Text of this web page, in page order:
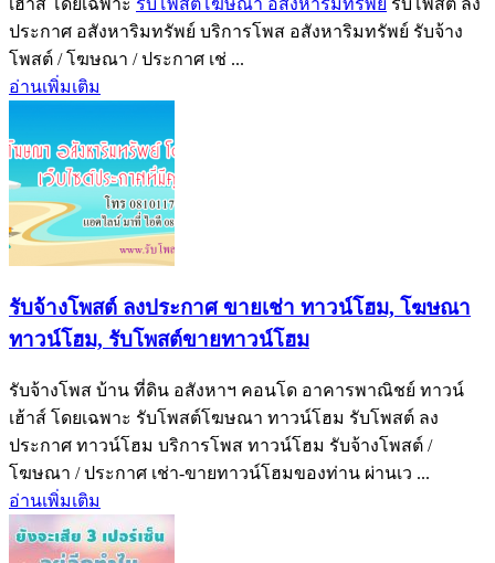
เฮ้าส์ โดยเฉพาะ รับโพสต์โฆษณา อสังหาริมทรัพย์ รับโพสต์ ลง
ประกาศ อสังหาริมทรัพย์ บริการโพส อสังหาริมทรัพย์ รับจ้าง
โพสต์ / โฆษณา / ประกาศ เช่ ...
อ่านเพิ่มเติม
รับจ้างโพสต์ ลงประกาศ ขายเช่า ทาวน์โฮม, โฆษณา
ทาวน์โฮม, รับโพสต์ขายทาวน์โฮม
รับจ้างโพส บ้าน ที่ดิน อสังหาฯ คอนโด อาคารพาณิชย์ ทาวน์
เฮ้าส์ โดยเฉพาะ รับโพสต์โฆษณา ทาวน์โฮม รับโพสต์ ลง
ประกาศ ทาวน์โฮม บริการโพส ทาวน์โฮม รับจ้างโพสต์ /
โฆษณา / ประกาศ เช่า-ขายทาวน์โฮมของท่าน ผ่านเว ...
อ่านเพิ่มเติม